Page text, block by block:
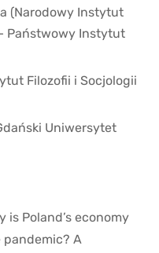
(Narodowy Instytut
Państwowy Instytut
Filozofii i Socjologii
Uniwersytet
is Poland’s economy
A